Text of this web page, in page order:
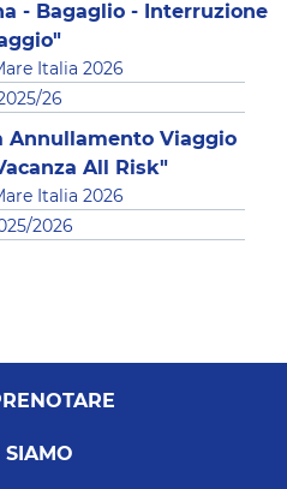
- Bagaglio - Interruzione
Italia 2026
26
Annullamento Viaggio
All Risk"
Italia 2026
2026
SIAMO